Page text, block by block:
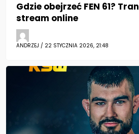
Gdzie obejrzeć FEN 61?
stream online
ANDRZEJ / 22 STYCZNIA 2026, 21:48